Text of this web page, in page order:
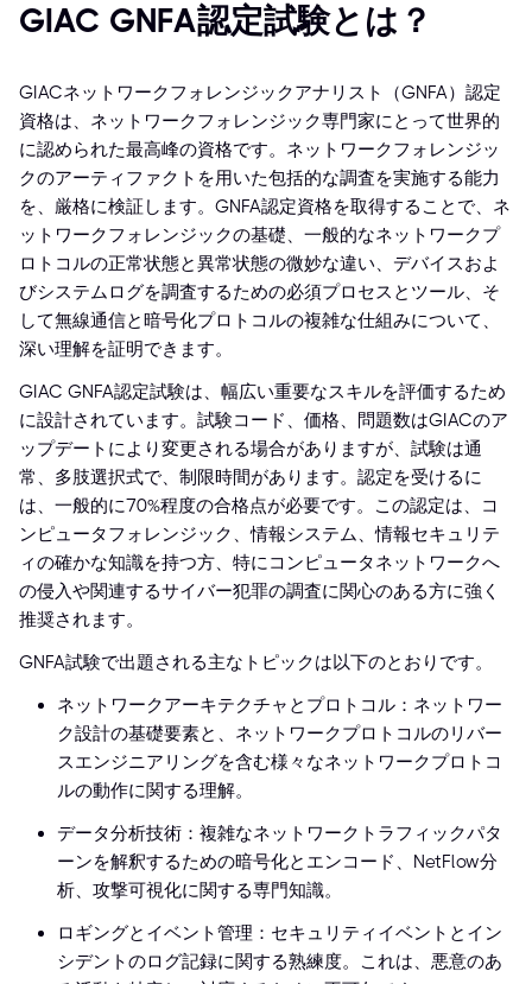
GIAC GNFA認定試験とは？
GIACネットワークフォレンジックアナリスト（GNFA）認定
資格は、ネットワークフォレンジック専門家にとって世界的
に認められた最高峰の資格です。ネットワークフォレンジッ
クのアーティファクトを用いた包括的な調査を実施する能力
を、厳格に検証します。GNFA認定資格を取得することで、ネ
ットワークフォレンジックの基礎、一般的なネットワークプ
ロトコルの正常状態と異常状態の微妙な違い、デバイスおよ
びシステムログを調査するための必須プロセスとツール、そ
して無線通信と暗号化プロトコルの複雑な仕組みについて、
深い理解を証明できます。
GIAC GNFA認定試験は、幅広い重要なスキルを評価するため
に設計されています。試験コード、価格、問題数はGIACのア
ップデートにより変更される場合がありますが、試験は通
常、多肢選択式で、制限時間があります。認定を受けるに
は、一般的に70%程度の合格点が必要です。この認定は、コ
ンピュータフォレンジック、情報システム、情報セキュリテ
ィの確かな知識を持つ方、特にコンピュータネットワークへ
の侵入や関連するサイバー犯罪の調査に関心のある方に強く
推奨されます。
GNFA試験で出題される主なトピックは以下のとおりです。
ネットワークアーキテクチャとプロトコル：ネットワー
ク設計の基礎要素と、ネットワークプロトコルのリバー
スエンジニアリングを含む様々なネットワークプロトコ
ルの動作に関する理解。
データ分析技術：複雑なネットワークトラフィックパタ
ーンを解釈するための暗号化とエンコード、NetFlow分
析、攻撃可視化に関する専門知識。
ロギングとイベント管理：セキュリティイベントとイン
シデントのログ記録に関する熟練度。これは、悪意のあ